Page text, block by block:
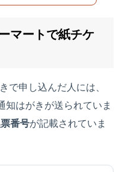
マートで紙チケ
で申し込んだ人には、
知はがきが送られていま
番号が記載されていま